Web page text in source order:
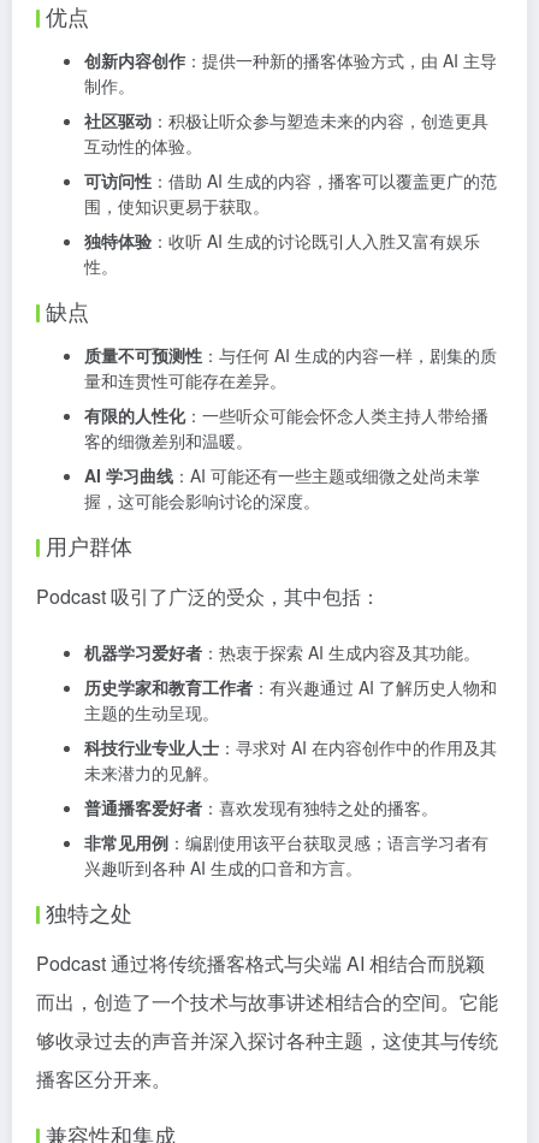
优点
创新内容创作 ：提供一种新的播客体验方式，由 AI 主导
制作。
社区驱动 ：积极让听众参与塑造未来的内容，创造更具
互动性的体验。
可访问性 ：借助 AI 生成的内容，播客可以覆盖更广的范
围，使知识更易于获取。
独特体验 ：收听 AI 生成的讨论既引人入胜又富有娱乐
性。
缺点
质量不可预测性 ：与任何 AI 生成的内容一样，剧集的质
量和连贯性可能存在差异。
有限的人性化：一些听众可能会怀念人类主持人带给播
客的细微差别和温暖。
AI 学习曲线 ：AI 可能还有一些主题或细微之处尚未掌
握，这可能会影响讨论的深度。
用户群体
Podcast 吸引了广泛的受众，其中包括：
机器学习爱好者 ：热衷于探索 AI 生成内容及其功能。
历史学家和教育工作者 ：有兴趣通过 AI 了解历史人物和
主题的生动呈现。
科技行业专业人士 ：寻求对 AI 在内容创作中的作用及其
未来潜力的见解。
普通播客爱好者 ：喜欢发现有独特之处的播客。
非常见用例 ：编剧使用该平台获取灵感；语言学习者有
兴趣听到各种 AI 生成的口音和方言。
独特之处
Podcast 通过将传统播客格式与尖端 AI 相结合而脱颖
而出，创造了一个技术与故事讲述相结合的空间。它能
够收录过去的声音并深入探讨各种主题，这使其与传统
播客区分开来。
兼容性和集成